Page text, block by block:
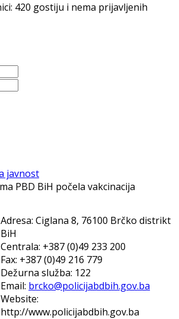
420 gostiju i nema prijavljenih
javnost
PBD BiH počela vakcinacija
Adresa: Ciglana 8, 76100 Brčko distrikt
BiH
Centrala: +387 (0)49 233 200
Fax: +387 (0)49 216 779
Dežurna služba: 122
Email: brcko@policijabdbih.gov.ba
Website:
http://www.policijabdbih.gov.ba